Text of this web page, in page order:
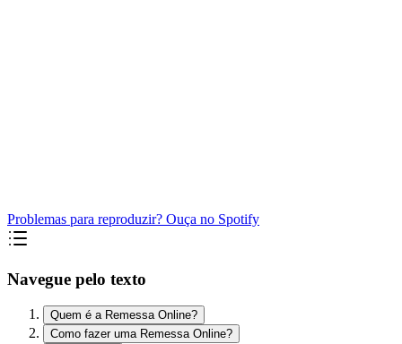
Problemas para reproduzir? Ouça no Spotify
Navegue pelo texto
Quem é a Remessa Online?
Como fazer uma Remessa Online?